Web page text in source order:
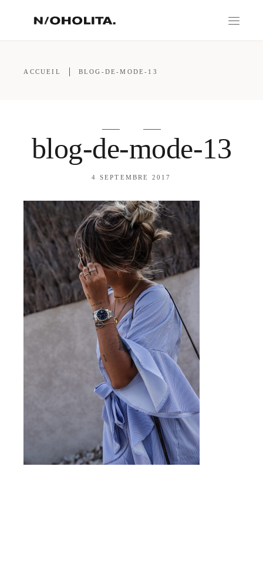
ACCUEIL BLOG-DE-MODE-13
blog-de-mode-13
4 SEPTEMBRE 2017